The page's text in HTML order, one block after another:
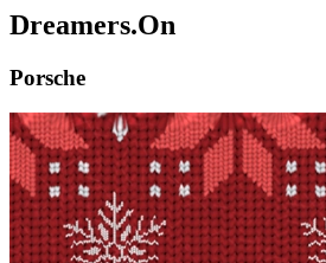
Dreamers.On
Porsche